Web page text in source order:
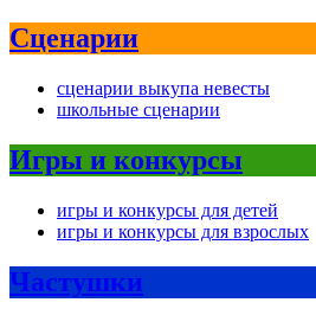
Сценарии
сценарии выкупа невесты
школьные сценарии
Игры и конкурсы
игры и конкурсы для детей
игры и конкурсы для взрослых
Частушки